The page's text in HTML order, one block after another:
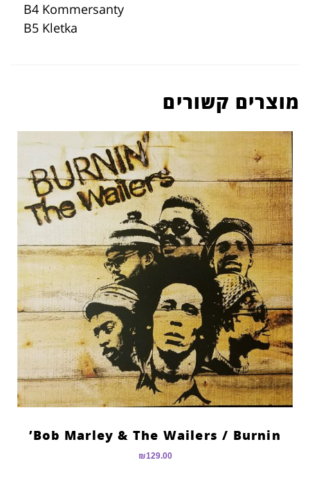
B4 Kommersanty
B5 Kletka
מוצרים קשורים
Bob Marley & The Wailers ‎/ Burnin’
₪129.00